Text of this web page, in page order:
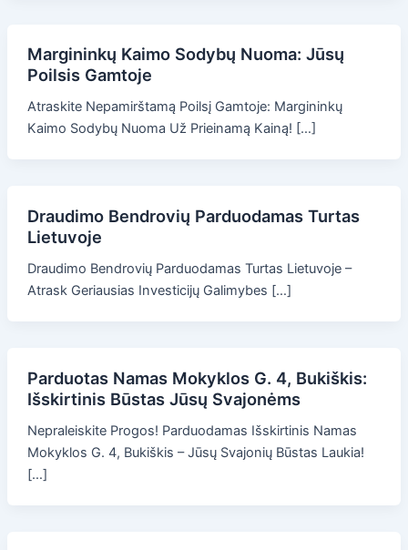
Margininkų Kaimo Sodybų Nuoma: Jūsų
Poilsis Gamtoje
Atraskite Nepamirštamą Poilsį Gamtoje: Margininkų
Kaimo Sodybų Nuoma Už Prieinamą Kainą! […]
Draudimo Bendrovių Parduodamas Turtas
Lietuvoje
Draudimo Bendrovių Parduodamas Turtas Lietuvoje –
Atrask Geriausias Investicijų Galimybes […]
Parduotas Namas Mokyklos G. 4, Bukiškis:
Išskirtinis Būstas Jūsų Svajonėms
Nepraleiskite Progos! Parduodamas Išskirtinis Namas
Mokyklos G. 4, Bukiškis – Jūsų Svajonių Būstas Laukia!
[…]